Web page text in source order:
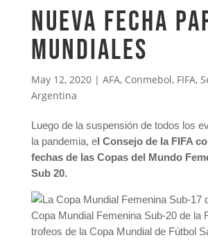
Nueva fecha
Mundiales
May 12, 2020| AFA, Conmebol, FIFA,
Argentina
Luego de la suspensión de todos los
la pandemia, el Consejo de la FIFA
fechas de las Copas del Mundo
Sub 20.